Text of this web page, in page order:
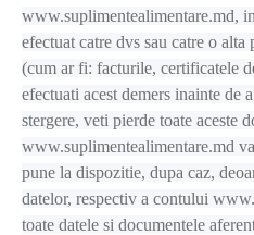
www.suplimentealimentare.md,
efectuat catre dvs sau catre o
(cum ar fi: facturile, certificatele
efectuati acest demers inainte de
stergere, veti pierde toate aceste
www.suplimentealimentare.md
pune la dispozitie, dupa caz,
datelor, respectiv a contului
toate datele si documentele